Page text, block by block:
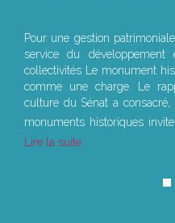
Pour une gestion
service du développement
collectivités Le monument
comme une charge. Le
culture du Sénat a
monuments historiques
Lire la suite